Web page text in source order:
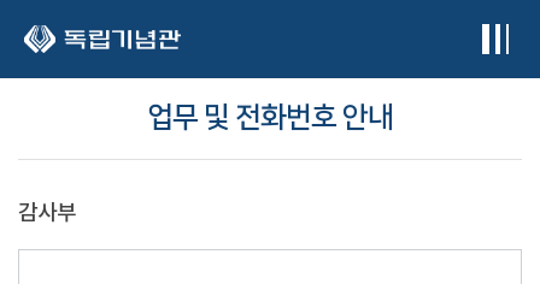
업무 및 전화번호 안내
감사부